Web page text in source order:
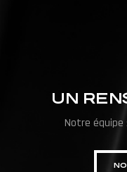
UN
Notre